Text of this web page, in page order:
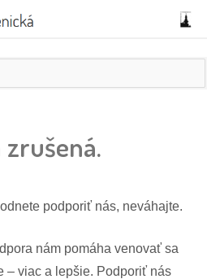
zrušená.
podporiť nás, neváhajte.
nám pomáha venovať sa
– viac a lepšie. Podporiť nás